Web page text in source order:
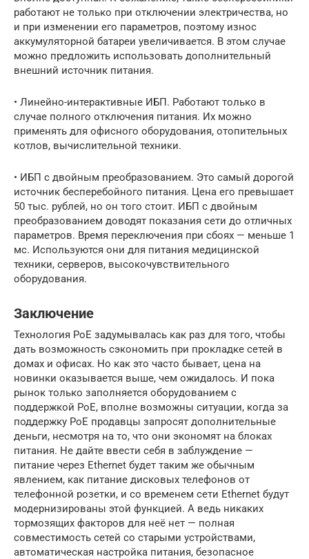
работают не только при отключении электричества, но
и при изменении его параметров, поэтому износ
аккумуляторной батареи увеличивается. В этом случае
можно предложить использовать дополнительный
внешний источник питания.
• Линейно-интерактивные ИБП. Работают только в
случае полного отключения питания. Их можно
применять для офисного оборудования, отопительных
котлов, вычислительной техники.
• ИБП с двойным преобразованием. Это самый дорогой
источник бесперебойного питания. Цена его превышает
50 тыс. рублей, но он того стоит. ИБП с двойным
преобразованием доводят показания сети до отличных
параметров. Время переключения при сбоях — меньше 1
мс. Используются они для питания медицинской
техники, серверов, высокочувствительного
оборудования.
Заключение
Технология PoE задумывалась как раз для того, чтобы
дать возможность сэкономить при прокладке сетей в
домах и офисах. Но как это часто бывает, цена на
новинки оказывается выше, чем ожидалось. И пока
рынок только заполняется оборудованием с
поддержкой PoE, вполне возможны ситуации, когда за
поддержку PoE продавцы запросят дополнительные
деньги, несмотря на то, что они экономят на блоках
питания. Не дайте ввести себя в заблуждение —
питание через Ethernet будет таким же обычным
явлением, как питание дисковых телефонов от
телефонной розетки, и со временем сети Ethernet будут
модернизированы этой функцией. А ведь никаких
тормозящих факторов для неё нет — полная
совместимость сетей со старыми устройствами,
автоматическая настройка питания, безопасное